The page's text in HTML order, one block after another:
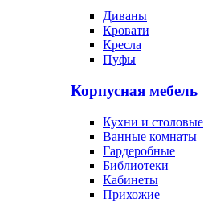
Диваны
Кровати
Кресла
Пуфы
Корпусная мебель
Кухни и столовые
Ванные комнаты
Гардеробные
Библиотеки
Кабинеты
Прихожие